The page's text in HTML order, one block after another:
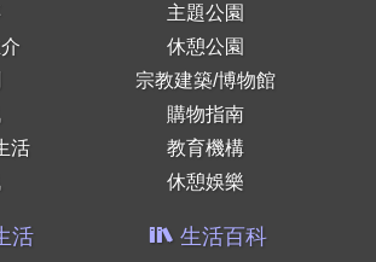
活
主題公園
休憩公園
宗教建築/博物館
購物指南
教育機構
休憩娛樂
活 生活百科